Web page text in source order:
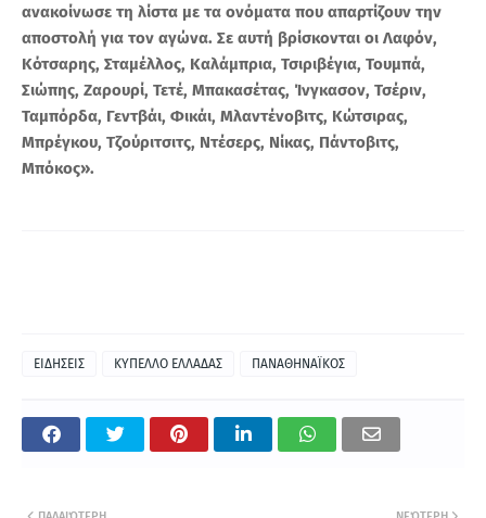
ανακοίνωσε τη λίστα με τα ονόματα που απαρτίζουν την
αποστολή για τον αγώνα. Σε αυτή βρίσκονται οι Λαφόν,
Κότσαρης, Σταμέλλος, Καλάμπρια, Τσιριβέγια, Τουμπά,
Σιώπης, Ζαρουρί, Τετέ, Μπακασέτας, Ίνγκασον, Τσέριν,
Ταμπόρδα, Γεντβάι, Φικάι, Μλαντένοβιτς, Κώτσιρας,
Μπρέγκου, Τζούριτσιτς, Ντέσερς, Νίκας, Πάντοβιτς,
Μπόκος».
ΕΙΔΗΣΕΙΣ ΚΥΠΕΛΛΟ ΕΛΛΑΔΑΣ ΠΑΝΑΘΗΝΑΪΚΟΣ